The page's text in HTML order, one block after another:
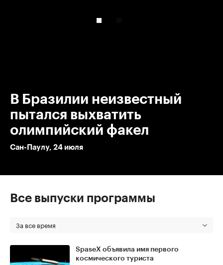
В Бразилии неизвестный
пытался выхватить
олимпийский факел
Сан-Паулу, 24 июля
Все выпуски программы
За все время
SpaseX объявила имя первого
космического туриста